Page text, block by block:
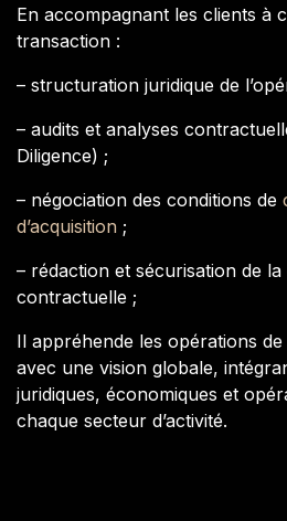
En accompagnant les clients à
transaction :
– structuration juridique de
– audits et analyses
Diligence) ;
– négociation des conditions de
d’acquisition ;
– rédaction et sécurisation de
contractuelle ;
Il appréhende les opérations
avec une vision globale,
juridiques, économiques et
chaque secteur d’activité.